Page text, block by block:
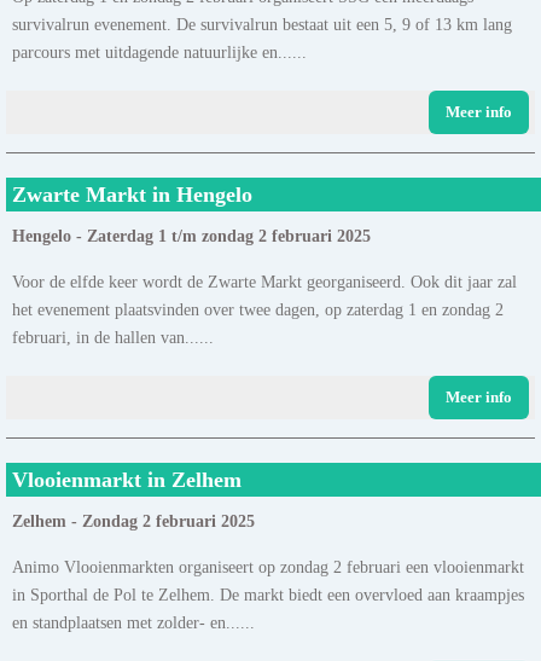
survivalrun evenement. De survivalrun bestaat uit een 5, 9 of 13 km lang
parcours met uitdagende natuurlijke en......
Meer info
Zwarte Markt in Hengelo
Hengelo - Zaterdag 1 t/m zondag 2 februari 2025
Voor de elfde keer wordt de Zwarte Markt georganiseerd. Ook dit jaar zal
het evenement plaatsvinden over twee dagen, op zaterdag 1 en zondag 2
februari, in de hallen van......
Meer info
Vlooienmarkt in Zelhem
Zelhem - Zondag 2 februari 2025
Animo Vlooienmarkten organiseert op zondag 2 februari een vlooienmarkt
in Sporthal de Pol te Zelhem. De markt biedt een overvloed aan kraampjes
en standplaatsen met zolder- en......